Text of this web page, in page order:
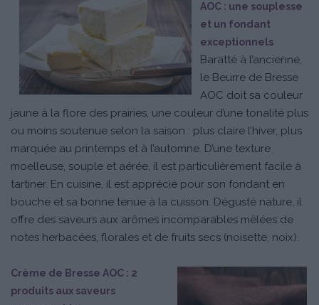
AOC : une souplesse
et un fondant
exceptionnels
Baratté à l’ancienne,
le Beurre de Bresse
AOC doit sa couleur
jaune à la flore des prairies, une couleur d’une tonalité plus
ou moins soutenue selon la saison : plus claire l’hiver, plus
marquée au printemps et à l’automne. D’une texture
moelleuse, souple et aérée, il est particulièrement facile à
tartiner. En cuisine, il est apprécié pour son fondant en
bouche et sa bonne tenue à la cuisson. Dégusté nature, il
offre des saveurs aux arômes incomparables mêlées de
notes herbacées, florales et de fruits secs (noisette, noix).
Crème de Bresse AOC : 2
produits aux saveurs